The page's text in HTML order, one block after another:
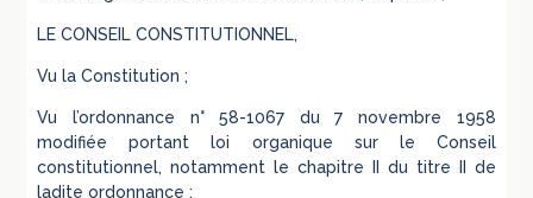
LE CONSEIL CONSTITUTIONNEL,
Vu la Constitution ;
Vu l’ordonnance n° 58-1067 du 7 novembre 1958
modifiée portant loi organique sur le Conseil
constitutionnel, notamment le chapitre II du titre II de
ladite ordonnance ;